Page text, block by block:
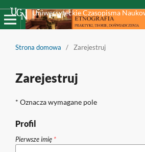
Uniwersyteckie Czasopisma
Strona domowa / Zarejestruj
Zarejestruj
* Oznacza wymagane pole
Profil
Pierwsze imię *